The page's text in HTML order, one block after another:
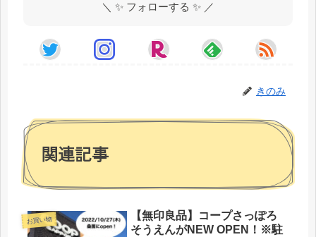
＼ ✨ フォローする ✨ ／
きのみ
関連記事
お買い物
【無印良品】コープさっぽろ
そうえんがNEW OPEN！※駐